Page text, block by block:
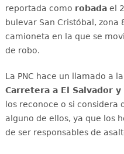
reportada como robadael
bulevar San Cristóbal, zona
camioneta en la que se
de robo.
La PNC hace un llamado a
Carretera a El Salvador y
los reconoce o si considera
alguno de ellos, ya que los
de ser responsables de